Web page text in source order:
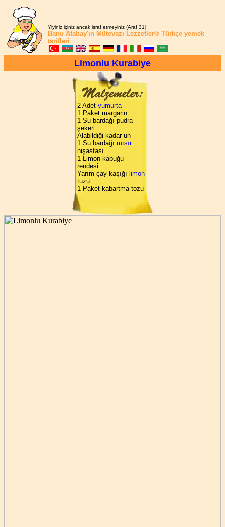
Yiyiniz içiniz ancak israf etmeyiniz (Araf 31)
Banu Atabay'ın Mütevazı Lezzetler® Türkçe yemek
tarifleri
Limonlu Kurabiye
2 Adet yumurta
1 Paket margarin
1 Su bardağı pudra
şekeri
Alabildiği kadar un
1 Su bardağı mısır
nişastası
1 Limon kabuğu
rendesi
Yarım çay kaşığı limon
tuzu
1 Paket kabartma tozu